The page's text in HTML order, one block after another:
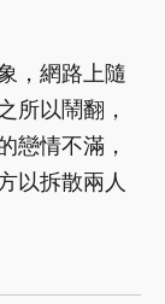
，網路上隨
所以鬧翻，
戀情不滿，
以拆散兩人